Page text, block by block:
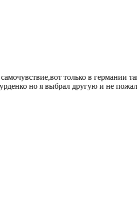
только в германии
но я выбрал другую и не